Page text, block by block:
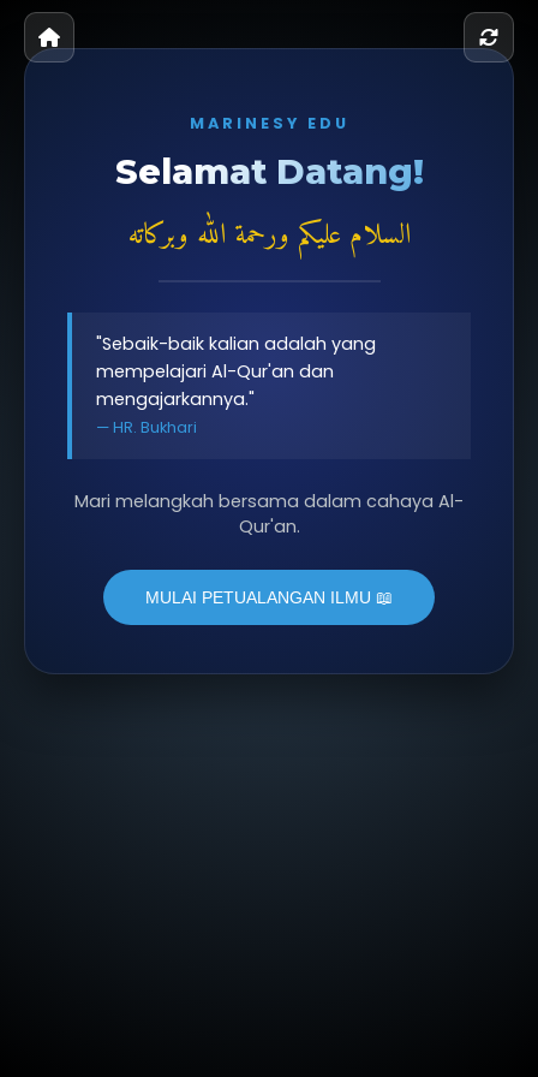
MARINESY EDU
Selamat Datang!
السلام عليكم ورحمة الله وبركاته
"Sebaik-baik kalian adalah yang
mempelajari Al-Qur'an dan
mengajarkannya."
— HR. Bukhari
Mari melangkah bersama dalam cahaya Al-
Qur'an.
MULAI PETUALANGAN ILMU 📖